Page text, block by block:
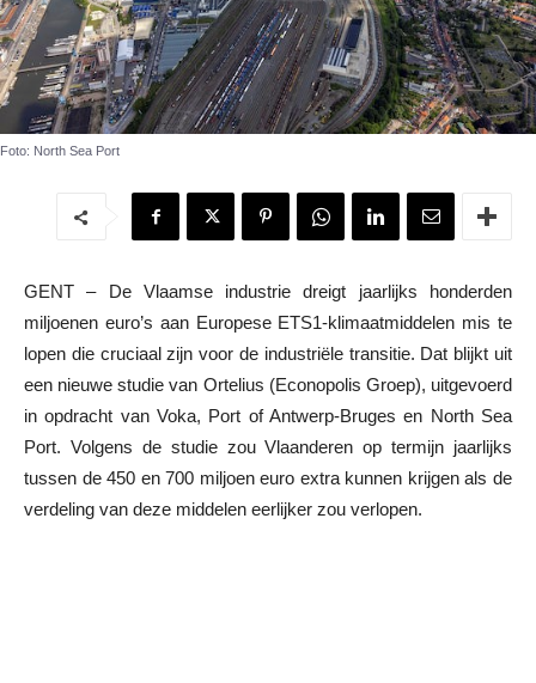
Foto: North Sea Port
GENT – De Vlaamse industrie dreigt jaarlijks honderden
miljoenen euro’s aan Europese ETS1-klimaatmiddelen mis te
lopen die cruciaal zijn voor de industriële transitie. Dat blijkt uit
een nieuwe studie van Ortelius (Econopolis Groep), uitgevoerd
in opdracht van Voka, Port of Antwerp-Bruges en North Sea
Port. Volgens de studie zou Vlaanderen op termijn jaarlijks
tussen de 450 en 700 miljoen euro extra kunnen krijgen als de
verdeling van deze middelen eerlijker zou verlopen.